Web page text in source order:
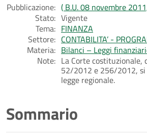
Pubblicazione: ( B.U. 08 novembre
Stato: Vigente
Tema: FINANZA
Settore: CONTABILITA’ -
Materia: Bilanci – Leggi
Note: La Corte costituzionale,
52/2012 e 256/2012, si
legge regionale.
Sommario